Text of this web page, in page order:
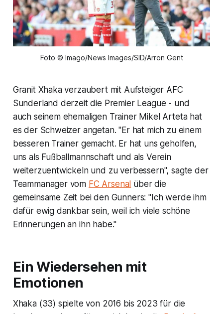
Foto © Imago/News Images/SID/Arron Gent
Granit Xhaka verzaubert mit Aufsteiger AFC
Sunderland derzeit die Premier League - und
auch seinem ehemaligen Trainer Mikel Arteta hat
es der Schweizer angetan. "Er hat mich zu einem
besseren Trainer gemacht. Er hat uns geholfen,
uns als Fußballmannschaft und als Verein
weiterzuentwickeln und zu verbessern", sagte der
Teammanager vom FC Arsenal über die
gemeinsame Zeit bei den Gunners: "Ich werde ihm
dafür ewig dankbar sein, weil ich viele schöne
Erinnerungen an ihn habe."
Ein Wiedersehen mit
Emotionen
Xhaka (33) spielte von 2016 bis 2023 für die